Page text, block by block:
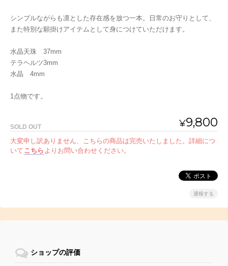
シンプルながらも凛とした存在感を放つ一本。日常のお守りとして、
また特別な願掛けアイテムとして身につけていただけます。
水晶天珠 37mm
テラヘルツ3mm
水晶 4mm
1点物です。
¥9,800
SOLD OUT
大変申し訳ありません、こちらの商品は完売いたしました。詳細につ
いて こちら よりお問い合わせください。
通報する
ショップの評価